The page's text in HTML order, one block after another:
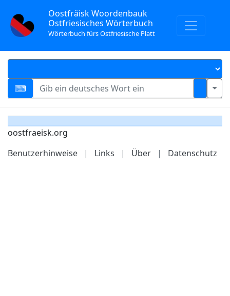
Oostfräisk Woordenbauk
Ostfriesisches Wörterbuch
Wörterbuch fürs Ostfriesische Platt
oostfraeisk.org
Benutzerhinweise
| Links | Über | Datenschutz